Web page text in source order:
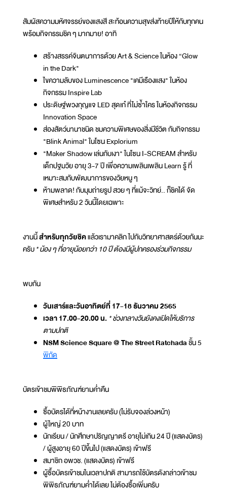
สัมผัสความมหัศจรรย์ของแสงสี สะท้อนความสุขส่งท้ายปีให้กับทุกคน
พร้อมกิจกรรมชิค ๆ มากมาย! อาทิ
สร้างสรรค์จินตนาการด้วย Art & Science ในห้อง “Glow
in the Dark"
ไขความลับของ Luminescence "เคมีเรืองแสง" ในห้อง
กิจกรรม Inspire Lab
ประดิษฐ์พวงกุญแจ LED สุดเก๋ ที่ไม่ซ้ำใคร ในห้องกิจกรรม
Innovation Space
ส่องสัตว์นานาชนิด ชมความพิเศษของสิ่งมีชีวิต กับกิจกรรม
"Blink Animal" ในโซน Explorium
"Maker Shadow เล่นกับเงา" ในโซน I-SCREAM สำหรับ
เด็กปฐมวัย อายุ 3-7 ปี เพื่อความเพลินเพลิน Learn รู้ ที่
เหมาะสมกับพัฒนาการของวัยหนู ๆ
ห้ามพลาด! กับมุมถ่ายรูป สวย ๆ ที่แม้จะวิทย์.. ก็ชิคได้ จัด
พิเศษสำหรับ 2 วันนี้โดยเฉพาะ
งานนี้สำหรับทุกวัยชิคแล้วเรามาคลิก ไปกับวิทยาศาสตร์ด้วยกันนะ
ครับ* น้อง ๆ ที่อายุน้อยกว่า 10 ปี ต้องมีผู้ปกครองร่วมกิจกรรม
พบกัน
วันเสาร์และวันอาทิตย์ที่ 17-18 ธันวาคม 2565
เวลา 17.00-20.00 น. * ช่วงกลางวันยังคงเปิดให้บริการ
ตามปกติ
NSM Science Square @ The Street Ratchadaชั้น 5
พิกัด
บัตรเข้าชมพิพิธภัณฑ์ยามค่ำคืน
ซื้อบัตรได้ที่หน้างานเลยครับ (ไม่รับจองล่วงหน้า)
ผู้ใหญ่ 20 บาท
นักเรียน / นักศึกษาปริญญาตรี อายุไม่เกิน 24 ปี (แสดงบัตร)
/ ผู้สูงอายุ 60 ปีขึ้นไป (แสดงบัตร) เข้าฟรี
สมาชิก อพวช. (แสดงบัตร) เข้าฟรี
ผู้ซื้อบัตรเข้าชมในเวลาปกติ สามารถใช้บัตรดังกล่าวเข้าชม
พิพิธภัณฑ์ยามค่ำได้เลย ไม่ต้องซื้อเพิ่มครับ